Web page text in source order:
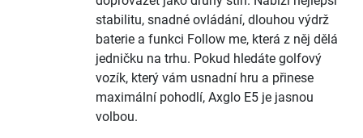
stabilitu, snadné ovládání, dlouhou výdrž
baterie a funkci Follow me, která z něj dělá
jedničku na trhu. Pokud hledáte golfový
vozík, který vám usnadní hru a přinese
maximální pohodlí, Axglo E5 je jasnou
volbou.